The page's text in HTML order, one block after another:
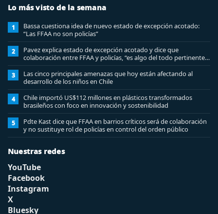
Lo más visto de la semana
1
Bassa cuestiona idea de nuevo estado de excepción acotado:
“Las FFAA no son policías”
2
Pavez explica estado de excepción acotado y dice que
colaboración entre FFAA y policías, “es algo del todo pertinente
analizar”
3
Las cinco principales amenazas que hoy están afectando al
desarrollo de los niños en Chile
4
Chile importó US$112 millones en plásticos transformados
brasileños con foco en innovación y sostenibilidad
5
Pdte Kast dice que FFAA en barrios críticos será de colaboración
y no sustituye rol de policías en control del orden público
Nuestras redes
YouTube
Facebook
Instagram
X
Bluesky